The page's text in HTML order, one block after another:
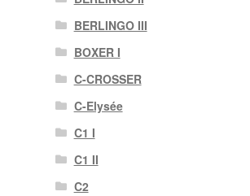
BERLINGO III
BOXER I
C-CROSSER
C-Elysée
C1 I
C1 II
C2